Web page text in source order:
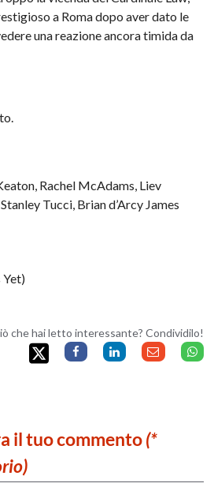
a Roma dopo aver dato le
una reazione ancora timida da
Rachel McAdams, Liev
Tucci, Brian d’Arcy James
Yet)
che hai letto interessante? Condividilo!
il tuo commento(*